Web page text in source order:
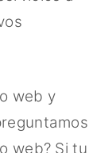
web y
web? Si tu